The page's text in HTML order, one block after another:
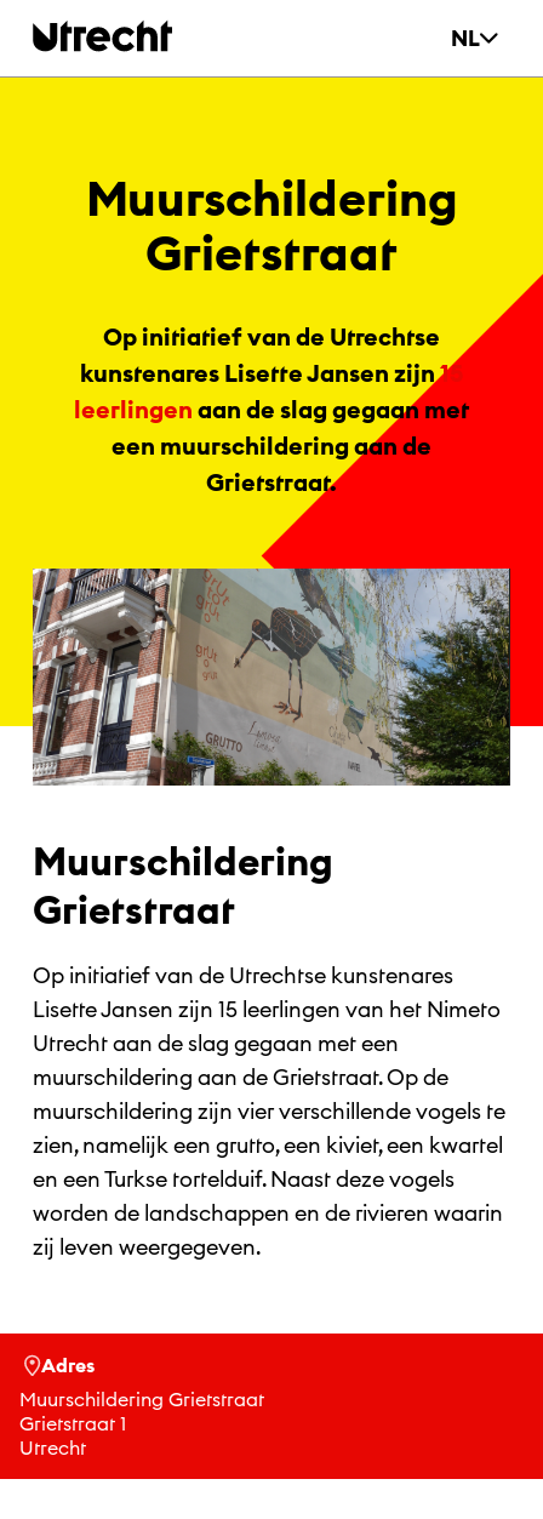
NL
Mu­ur­schil­de­ring
Griet­straat
Op initiatief van de Utrechtse
kunstenares Lisette Jansen zijn15
leerlingen aan de slag gegaan met
een muurschildering aan de
Grietstraat.
Muurschildering
Grietstraat
Op initiatief van de Utrechtse kunstenares
Lisette Jansen zijn 15 leerlingen van het Nimeto
Utrecht aan de slag gegaan met een
muurschildering aan de Grietstraat. Op de
muurschildering zijn vier verschillende vogels te
zien, namelijk een grutto, een kiviet, een kwartel
en een Turkse tortelduif. Naast deze vogels
worden de landschappen en de rivieren waarin
zij leven weergegeven.
Adres
Muurschildering Grietstraat
Grietstraat 1
Utrecht